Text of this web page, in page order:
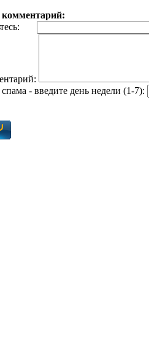
комментарий:
- введите день недели (1-7):